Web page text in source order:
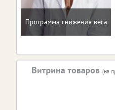
Программа снижения веса
Витрина товаров (на